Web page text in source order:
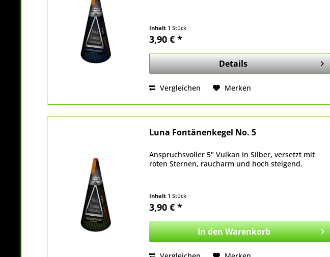
Inhalt 1 Stück
3,90 € *
Details
Vergleichen Merken
Luna Fontänenkegel No. 5
Anspruchsvoller 5" Vulkan in Silber, versetzt mit
roten Sternen, raucharm und hoch steigend.
Inhalt 1 Stück
3,90 € *
In denWarenkorb